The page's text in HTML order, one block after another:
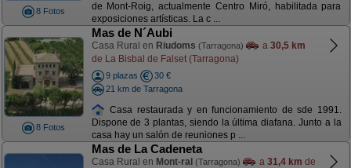
8 Fotos
de Mont-Roig, actualmente Centro Miró, habilitada para
exposiciones artísticas. La c ...
8 Fotos
Mas de N´Aubi
Casa Rural en Riudoms (Tarragona) a 30,5 km
de La Bisbal de Falset (Tarragona)
9 plazas
30 €
21 km de Tarragona
Casa restaurada y en funcionamiento de sde 1991.
Dispone de 3 plantas, siendo la última diafana. Junto a la
casa hay un salón de reuniones p ...
Mas de La Cadeneta
Casa Rural en Mont-ral (Tarragona) a 31,4 km de